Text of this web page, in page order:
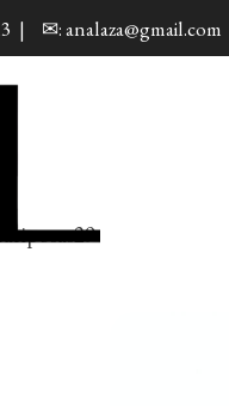
| ✉: analaza@gmail.com